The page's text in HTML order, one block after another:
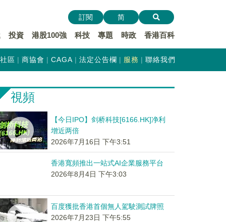
投資 港股100強 科技 專題 時政 香港百科
訂閱 简
社區 商協會 CAGA 法定公告欄 服務 聯絡我們
視頻
【今日IPO】剑桥科技[6166.HK]净利
增近两倍
2026年7月16日 下午3:51
香港寬頻推出一站式AI企業服務平台
2026年8月4日 下午3:03
百度獲批香港首個無人駕駛測試牌照
2026年7月23日 下午5:55